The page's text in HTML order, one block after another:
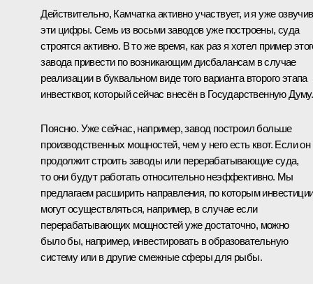
Действительно, Камчатка активно участвует, и я уже
эти цифры. Семь из восьми заводов уже построены, суда
строятся активно. В то же время, как раз я хотел пример
завода привести по возникающим дисбалансам в случае
реализации в буквальном виде того варианта второго этапа
инвестквот, который сейчас внесён в Государственную Думу.
Поясню. Уже сейчас, например, завод построил больше
производственных мощностей, чем у него есть квот. Если он
продолжит строить заводы или перерабатывающие суда,
то они будут работать относительно неэффективно. Мы
предлагаем расширить направления, по которым
могут осуществляться, например, в случае если
перерабатывающих мощностей уже достаточно, можно
было бы, например, инвестировать в образовательную
систему или в другие смежные сферы для рыбы.